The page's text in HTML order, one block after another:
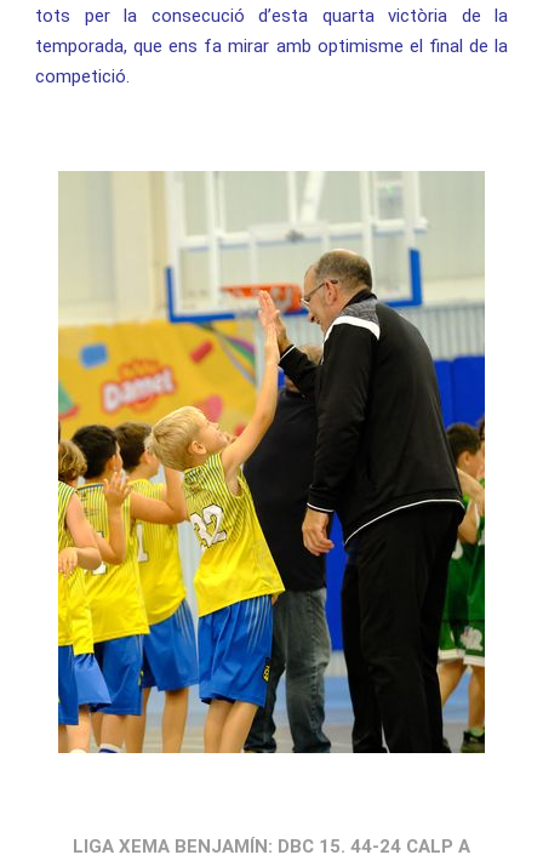
tots per la consecució d’esta quarta victòria de la
temporada, que ens fa mirar amb optimisme el final de la
competició.
LIGA XEMA BENJAMÍN: DBC 15. 44-24 CALP A